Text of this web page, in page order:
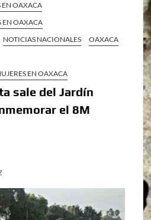
OAXACA
EN OAXACA
NOTICIAS NACIONALES
OAXACA
EN OAXACA
sale del Jardín
el 8M